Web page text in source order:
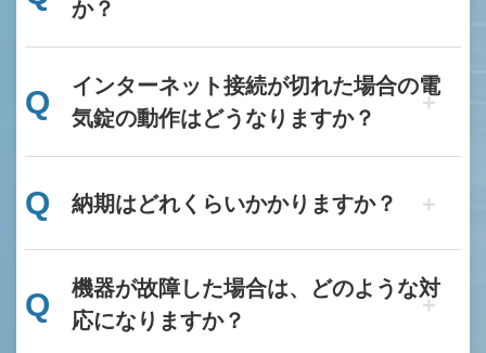
か？
Q
インターネット接続が切れた場合の電
気錠の動作はどうなりますか？
Q 納期はどれくらいかかりますか？
Q
機器が故障した場合は、どのような対
応になりますか？